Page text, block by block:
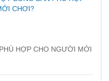
CHƠI?
HỢP CHO NGƯỜI MỚI